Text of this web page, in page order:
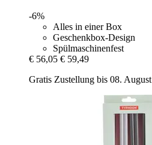
-6%
Alles in einer Box
Geschenkbox-Design
Spülmaschinenfest
€ 56,05 € 59,49
Gratis Zustellung bis 08. August